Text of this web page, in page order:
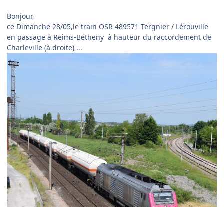
Bonjour,
ce Dimanche 28/05,le train OSR 489571 Tergnier / Lérouville
en passage à Reims-Bétheny à hauteur du raccordement de
Charleville (à droite) ...